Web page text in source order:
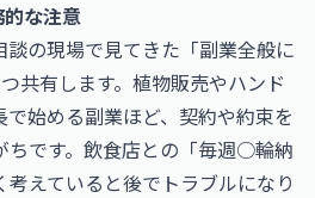
な注意
談の現場で見てきた「副業全般に
共有します。植物販売やハンド
始める副業ほど、契約や約束を
ちです。飲食店との「毎週○輪納
えていると後でトラブルになり